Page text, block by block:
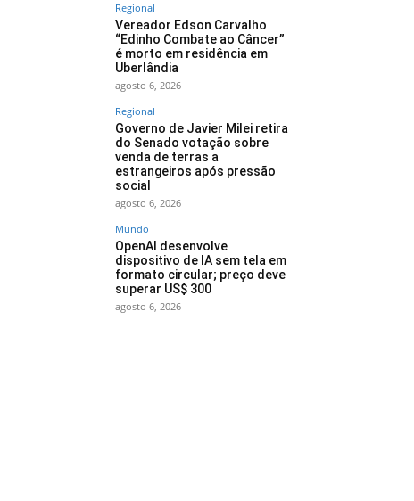
Regional
Vereador Edson Carvalho
“Edinho Combate ao Câncer”
é morto em residência em
Uberlândia
agosto 6, 2026
Regional
Governo de Javier Milei retira
do Senado votação sobre
venda de terras a
estrangeiros após pressão
social
agosto 6, 2026
Mundo
OpenAI desenvolve
dispositivo de IA sem tela em
formato circular; preço deve
superar US$ 300
agosto 6, 2026